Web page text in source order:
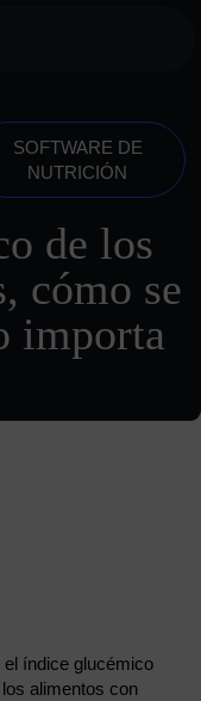
SOFTWARE DE
NUTRICIÓN
de los
cómo se
importa
índice glucémico
alimentos con